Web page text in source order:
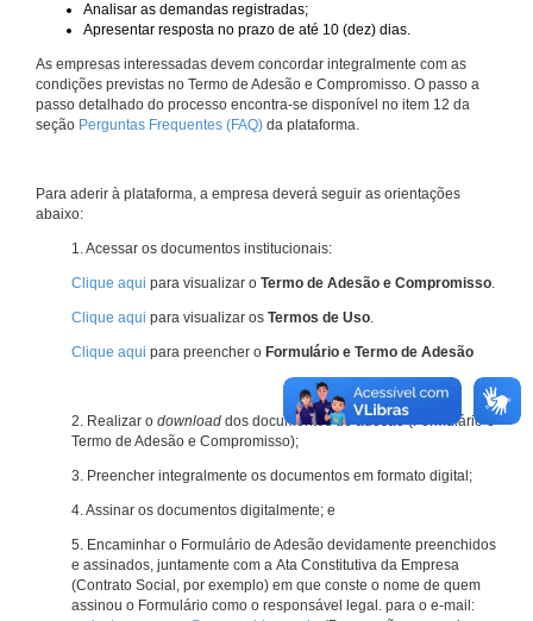
Analisar as demandas registradas;
Apresentar resposta no prazo de até 10 (dez) dias.
As empresas interessadas devem concordar integralmente com as
condições previstas no Termo de Adesão e Compromisso. O passo a
passo detalhado do processo encontra-se disponível no item 12 da
seção Perguntas Frequentes (FAQ) da plataforma.
Para aderir à plataforma, a empresa deverá seguir as orientações
abaixo:
1. Acessar os documentos institucionais:
Clique aqui para visualizar o Termo de Adesão e Compromisso.
Clique aqui para visualizar os Termos de Uso.
Clique aqui para preencher o Formulário e Termo de Adesão
2. Realizar o download dos documentos de adesão (Formulário e
Termo de Adesão e Compromisso);
3. Preencher integralmente os documentos em formato digital;
4. Assinar os documentos digitalmente; e
5. Encaminhar o Formulário de Adesão devidamente preenchidos
e assinados, juntamente com a Ata Constitutiva da Empresa
(Contrato Social, por exemplo) em que conste o nome de quem
assinou o Formulário como o responsável legal. para o e-mail: